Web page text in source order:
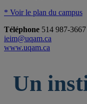
* Voir le plan du campus
Téléphone 514 987-3667
ieim@uqam.ca
www.uqam.ca
Un